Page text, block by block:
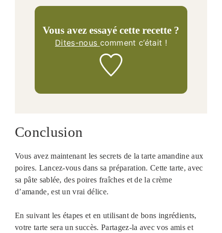
Vous avez essayé cette recette ?
Dites-nous comment c’était !
Conclusion
Vous avez maintenant les secrets de la tarte amandine aux
poires. Lancez-vous dans sa préparation. Cette tarte, avec
sa pâte sablée, des poires fraîches et de la crème
d’amande, est un vrai délice.
En suivant les étapes et en utilisant de bons ingrédients,
votre tarte sera un succès. Partagez-la avec vos amis et